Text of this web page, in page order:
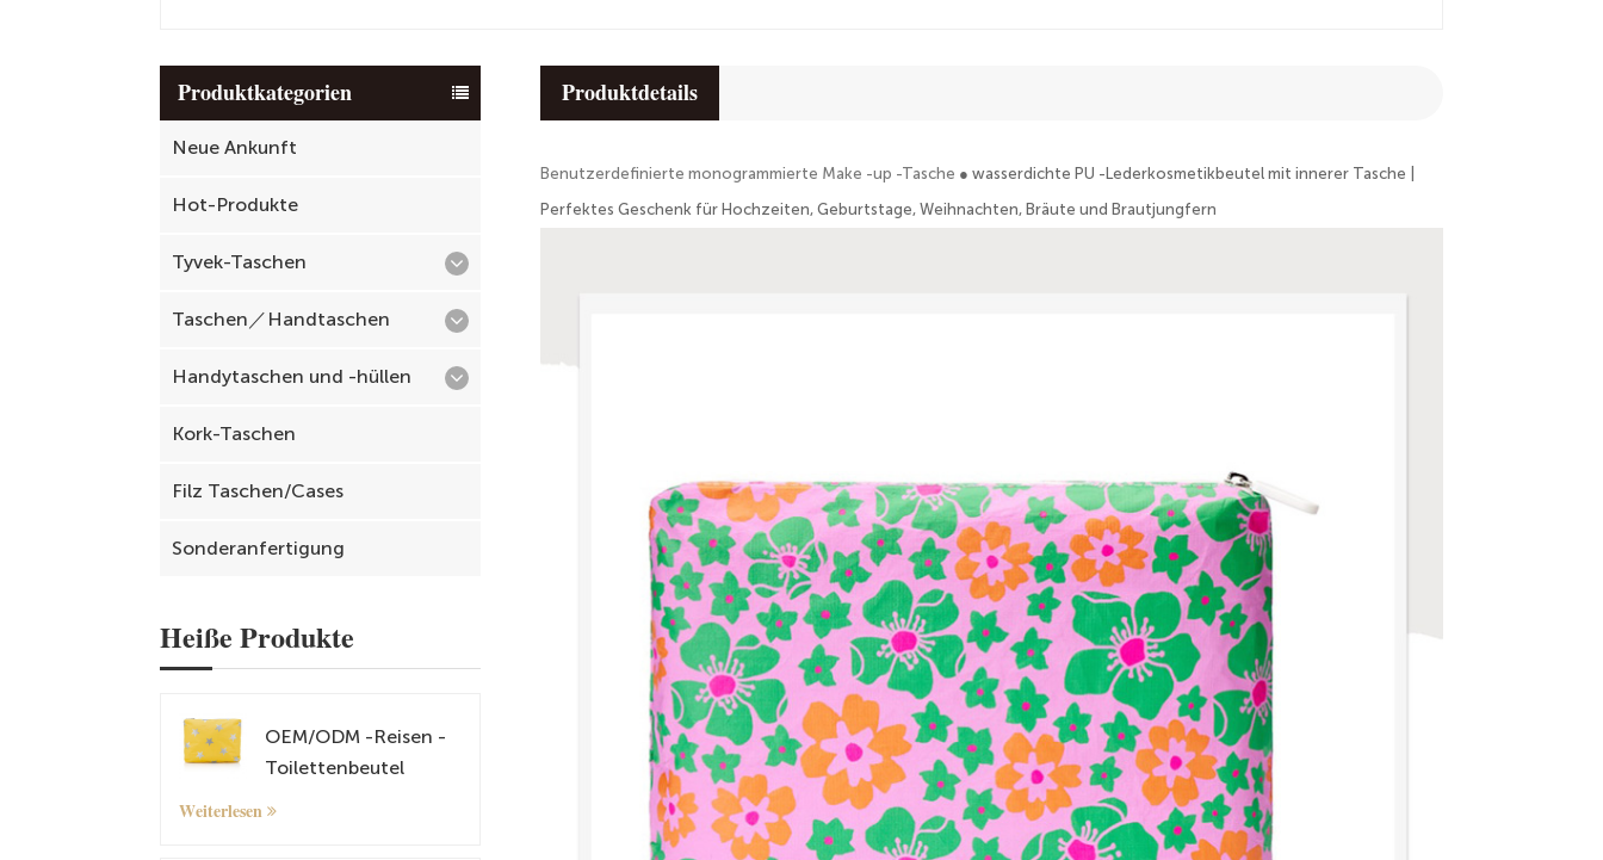
Produktkategorien
Neue Ankunft
Hot-Produkte
Tyvek-Taschen
Taschen／Handtaschen
Handytaschen und -hüllen
Kork-Taschen
Filz Taschen/Cases
Sonderanfertigung
Heiße Produkte
OEM/ODM -Reisen -
Toilettenbeutel
Weiterlesen
Produktdetails
Benutzerdefinierte monogrammierte Make -up -Tasche ● wasserdichte PU -Lederkosmetikbeutel mit innerer Tasche |
Perfektes Geschenk für Hochzeiten, Geburtstage, Weihnachten, Bräute und Brautjungfern